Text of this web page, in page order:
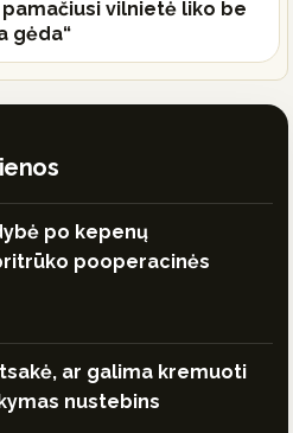
vilnietė liko be
gėda“
po kepenų
pooperacinės
ar galima kremuoti
nustebins